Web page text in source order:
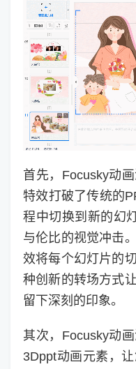
首先，Focusky动
特效打破了传统的
程中切换到新的幻
与伦比的视觉冲击
效将每个幻灯片的
种创新的转场方式
留下深刻的印象。
其次，Focusky动
3Dppt动画元素，